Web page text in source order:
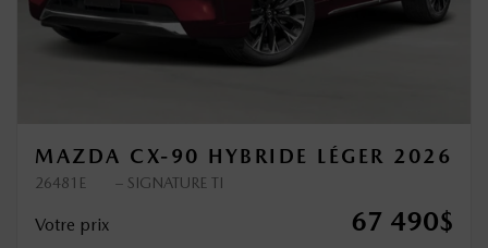
MAZDA CX-90 HYBRIDE LÉGER 2026
26481E – SIGNATURE TI
Votre prix 67 490$